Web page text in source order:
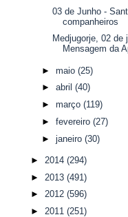
03 de Junho -
companheiros
Medjugorje, 02 de
Mensagem da
► maio (25)
► abril (40)
► março (119)
► fevereiro (27)
► janeiro (30)
► 2014 (294)
► 2013 (491)
► 2012 (596)
► 2011 (251)